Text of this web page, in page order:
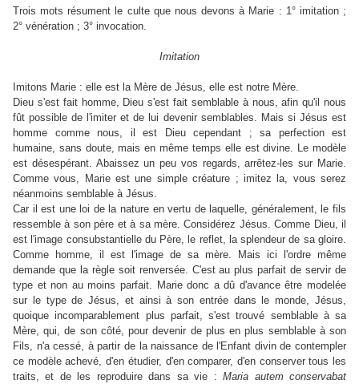
Trois mots résument le culte que nous devons à Marie : 1° imitation ;
2° vénération ; 3° invocation.
Imitation
Imitons Marie : elle est la Mère de Jésus, elle est notre Mère.
Dieu s'est fait homme, Dieu s'est fait semblable à nous, afin qu'il nous
fût possible de l'imiter et de lui devenir semblables. Mais si Jésus est
homme comme nous, il est Dieu cependant ; sa perfection est
humaine, sans doute, mais en même temps elle est divine. Le modèle
est désespérant. Abaissez un peu vos regards, arrêtez-les sur Marie.
Comme vous, Marie est une simple créature ; imitez la, vous serez
néanmoins semblable à Jésus.
Car il est une loi de la nature en vertu de laquelle, généralement, le fils
ressemble à son père et à sa mère. Considérez Jésus. Comme Dieu, il
est l'image consubstantielle du Père, le reflet, la splendeur de sa gloire.
Comme homme, il est l'image de sa mère. Mais ici l'ordre même
demande que la règle soit renversée. C'est au plus parfait de servir de
type et non au moins parfait. Marie donc a dû d'avance être modelée
sur le type de Jésus, et ainsi à son entrée dans le monde, Jésus,
quoique incomparablement plus parfait, s'est trouvé semblable à sa
Mère, qui, de son côté, pour devenir de plus en plus semblable à son
Fils, n'a cessé, à partir de la naissance de l'Enfant divin de contempler
ce modèle achevé, d'en étudier, d'en comparer, d'en conserver tous les
traits, et de les reproduire dans sa vie :Maria autem conservabat